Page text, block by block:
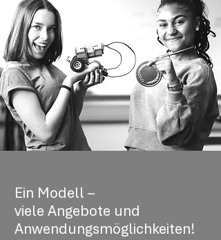
Ein Modell –
viele Angebote und
Anwendungsmöglichkeiten!